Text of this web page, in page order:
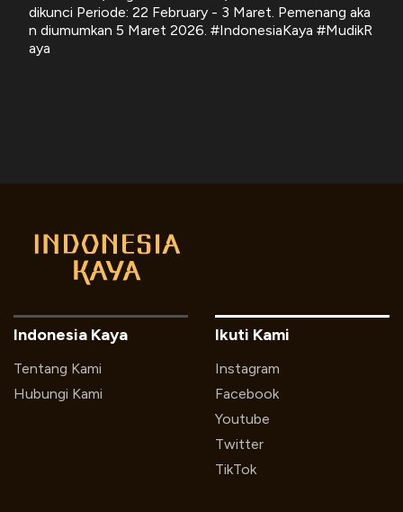
dikunci Periode: 22 February - 3 Maret. Pemenang aka
n diumumkan 5 Maret 2026. #IndonesiaKaya #MudikR
aya
Indonesia Kaya
Tentang Kami
Hubungi Kami
Ikuti Kami
Instagram
Facebook
Youtube
Twitter
TikTok